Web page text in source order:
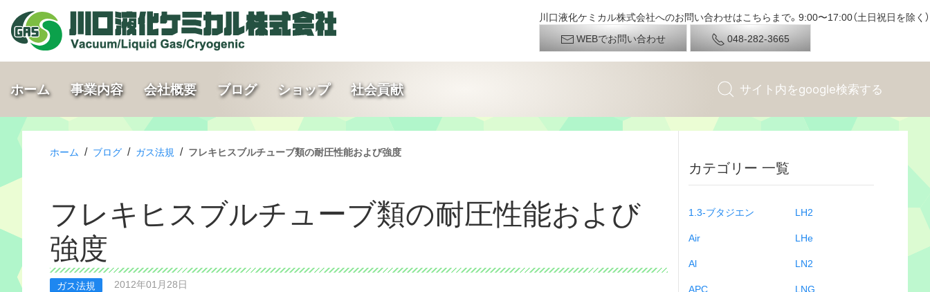
川口液化ケミカル株式会社へのお問い合わせはこちらまで。9:00〜17:00（土日祝日を除く）
WEBでお問い合わせ
048-282-3665
ホーム 事業内容 会社概要 ブログ ショップ 社会貢献
ホーム / ブログ / ガス法規 / フレキヒスブルチューブ類の耐圧性能および強度
フレキヒスブルチューブ類の耐圧性能および
強度
ガス法規 2012年01月28日
カテゴリー 一覧
1.3-ブタジエン
Air
Al
APC
LH2
LHe
LN2
LNG